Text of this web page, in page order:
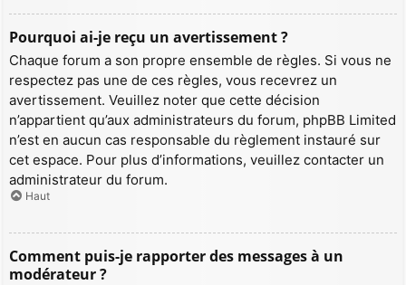
Pourquoi ai-je reçu un avertissement ?
Chaque forum a son propre ensemble de règles. Si vous ne
respectez pas une de ces règles, vous recevrez un
avertissement. Veuillez noter que cette décision
n’appartient qu’aux administrateurs du forum, phpBB Limited
n’est en aucun cas responsable du règlement instauré sur
cet espace. Pour plus d’informations, veuillez contacter un
administrateur du forum.
Haut
Comment puis-je rapporter des messages à un
modérateur ?